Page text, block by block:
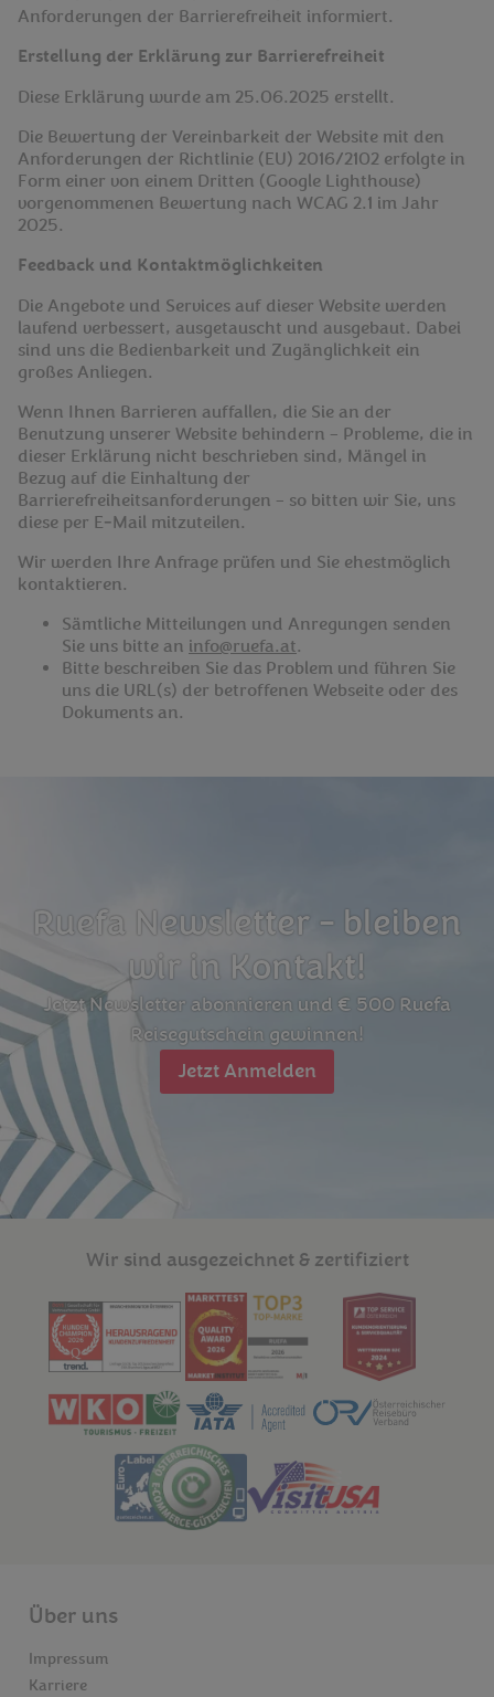
Anforderungen der Barrierefreiheit informiert.
Erstellung der Erklärung zur Barrierefreiheit
Diese Erklärung wurde am 25.06.2025 erstellt.
Die Bewertung der Vereinbarkeit der Website mit den
Anforderungen der Richtlinie (EU) 2016/2102 erfolgte in
Form einer von einem Dritten (Google Lighthouse)
vorgenommenen Bewertung nach WCAG 2.1 im Jahr
2025.
Feedback und Kontaktmöglichkeiten
Die Angebote und Services auf dieser Website werden
laufend verbessert, ausgetauscht und ausgebaut. Dabei
sind uns die Bedienbarkeit und Zugänglichkeit ein
großes Anliegen.
Wenn Ihnen Barrieren auffallen, die Sie an der
Benutzung unserer Website behindern – Probleme, die in
dieser Erklärung nicht beschrieben sind, Mängel in
Bezug auf die Einhaltung der
Barrierefreiheitsanforderungen – so bitten wir Sie, uns
diese per E‑Mail mitzuteilen.
Wir werden Ihre Anfrage prüfen und Sie ehestmöglich
kontaktieren.
Sämtliche Mitteilungen und Anregungen senden
Sie uns bitte an info@ruefa.at.
Bitte beschreiben Sie das Problem und führen Sie
uns die URL(s) der betroffenen Webseite oder des
Dokuments an.
Ruefa Newsletter - bleiben
wir in Kontakt!
Jetzt Newsletter abonnieren und € 500 Ruefa
Reisegutschein gewinnen!
Jetzt Anmelden
Wir sind ausgezeichnet & zertifiziert
Über uns
Impressum
Karriere